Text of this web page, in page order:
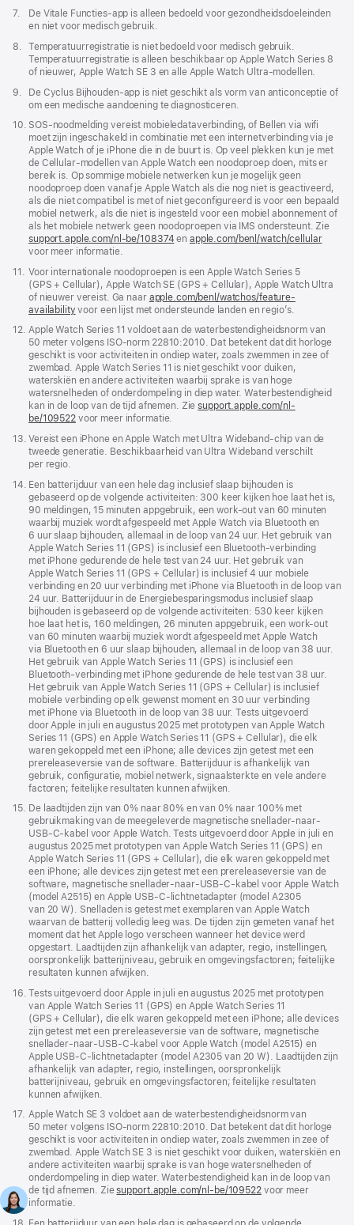
Voetnoot
7.
De Vitale Functies-app is alleen bedoeld voor gezondheidsdoeleinden
en niet voor medisch gebruik.
Voetnoot
8.
Temperatuur­registratie is niet bedoeld voor medisch gebruik.
Temperatuurregistratie⁠ is alleen beschikbaar op Apple Watch Series 8
of nieuwer, Apple Watch SE 3 en alle Apple Watch Ultra-modellen.
Voetnoot
9.
De Cyclus Bijhouden-app is niet geschikt als vorm van anticonceptie of
om een medische aandoening te diagnosticeren.
Voetnoot
10. SOS-noodmelding vereist mobieledata­verbinding, of Bellen via wifi
moet zijn ingeschakeld in combinatie met een internet­verbinding via je
Apple Watch of je iPhone die in de buurt is. Op veel plekken kun je met
de Cellular-modellen van Apple Watch een noodoproep doen, mits er
bereik is. Op sommige mobiele netwerken kun je mogelijk geen
noodoproep doen vanaf je Apple Watch als die nog niet is geactiveerd,
als die niet compatibel is met of niet geconfigureerd is voor een bepaald
mobiel netwerk, als die niet is ingesteld voor een mobiel abonnement of
als het mobiele netwerk geen noodoproepen via IMS ondersteunt. Zie
support.apple.com/nl-be/108374 (Wordt
venster
geopend)
en apple.com/benl/watch/cellular
voor meer informatie.
Voetnoot
11.
Voor internationale noodoproepen is een Apple Watch Series 5
(GPS + Cellular), Apple Watch SE (GPS + Cellular), Apple Watch Ultra
of nieuwer vereist. Ga naar apple.com/benl/watchos/feature-
availability voor een lijst met ondersteunde landen en regio’s.
Voetnoot
12. Apple Watch Series 11 voldoet aan de water­bestendigheids­­norm van
50 meter volgens ISO‑norm 22810:2010. Dat betekent dat dit horloge
geschikt is voor activiteiten in ondiep water, zoals zwemmen in zee of
zwembad. Apple Watch Series 11 is niet geschikt voor duiken,
waterskiën en andere activiteiten waarbij sprake is van hoge
watersnelheden of onderdompeling in diep water. Water­bestendigheid
kan in de loop van de tijd afnemen. Ziesupport.apple.com/nl-
be/109522voor meer informatie.
Voetnoot
13. Vereist een iPhone en Apple Watch met Ultra Wideband‑chip van de
tweede generatie. Beschikbaarheid van Ultra Wideband verschilt
per regio.
Voetnoot
14. Een batterijduur van een hele dag inclusief slaap bijhouden is
gebaseerd op de volgende activiteiten: 300 keer kijken hoe laat het is,
90 meldingen, 15 minuten appgebruik, een work‑out van 60 minuten
waarbij muziek wordt afgespeeld met Apple Watch via Bluetooth en
6 uur slaap bijhouden, allemaal in de loop van 24 uur. Het gebruik van
Apple Watch Series 11 (GPS) is inclusief een Bluetooth-verbinding
met iPhone gedurende de hele test van 24 uur. Het gebruik van
Apple Watch Series 11 (GPS + Cellular) is inclusief 4 uur mobiele
verbinding en 20 uur verbinding met iPhone via Bluetooth in de loop van
24 uur. Batterijduur in de Energiebesparings­modus inclusief slaap
bijhouden is gebaseerd op de volgende activiteiten: 530 keer kijken
hoe laat het is, 160 meldingen, 26 minuten appgebruik, een work‑out
van 60 minuten waarbij muziek wordt afgespeeld met Apple Watch
via Bluetooth en 6 uur slaap bijhouden, allemaal in de loop van 38 uur.
Het gebruik van Apple Watch Series 11 (GPS) is inclusief een
Bluetooth-verbinding met iPhone gedurende de hele test van 38 uur.
Het gebruik van Apple Watch Series 11 (GPS + Cellular) is inclusief
mobiele verbinding op elk gewenst moment en 30 uur verbinding
met iPhone via Bluetooth in de loop van 38 uur. Tests uitgevoerd
door Apple in juli en augustus 2025 met prototypen van Apple Watch
Series 11 (GPS) en Apple Watch Series 11 (GPS + Cellular), die elk
waren gekoppeld met een iPhone; alle devices zijn getest met een
prerelease­versie van de software. Batterijduur is afhankelijk van
gebruik, configuratie, mobiel netwerk, signaalsterkte en vele andere
factoren; feitelijke resultaten kunnen afwijken.
Voetnoot
15. De laadtijden zijn van 0­% naar 80­% en van 0­% naar 100% met
gebruikmaking van de meegeleverde magnetische snellader-naar-
USB‑C-kabel voor Apple Watch. Tests uitgevoerd door Apple in juli en
augustus 2025 met prototypen van Apple Watch Series 11 (GPS) en
Apple Watch Series 11 (GPS + Cellular), die elk waren gekoppeld met
een iPhone; alle devices zijn getest met een prerelease­versie van de
software, magnetische snellader-naar-USB‑C-kabel voor Apple Watch
(model A2515) en Apple USB‑C-lichtnetadapter (model A2305
van 20 W). Snelladen is getest met exemplaren van Apple Watch
waarvan de batterij volledig leeg was. De tijden zijn gemeten vanaf het
moment dat het Apple logo verscheen wanneer het device werd
opgestart. Laadtijden zijn afhankelijk van adapter, regio, instellingen,
oorspronkelijk batterijniveau, gebruik en omgevingsfactoren; feitelijke
resultaten kunnen afwijken.
Voetnoot
16. Tests uitgevoerd door Apple in juli en augustus 2025 met prototypen
van Apple Watch Series 11 (GPS) en Apple Watch Series 11
(GPS + Cellular), die elk waren gekoppeld met een iPhone; alle devices
zijn getest met een prerelease­versie van de software, magnetische
snellader-naar-USB‑C-kabel voor Apple Watch (model A2515) en
Apple USB‑C-lichtnetadapter (model A2305 van 20 W). Laadtijden zijn
afhankelijk van adapter, regio, instellingen, oorspronkelijk
batterijniveau, gebruik en omgevingsfactoren; feitelijke resultaten
kunnen afwijken.
Voetnoot
17. Apple Watch SE 3 voldoet aan de water­bestendigheids­norm van
50 meter volgens ISO-norm 22810:2010. Dat betekent dat dit horloge
geschikt is voor activiteiten in ondiep water, zoals zwemmen in zee of
zwembad. Apple Watch SE 3 is niet geschikt voor duiken, waterskiën en
andere activiteiten waarbij sprake is van hoge watersnelheden of
onderdompeling in diep water. Water­bestendigheid kan in de loop van
de tijd afnemen. Ziesupport.apple.com/nl-be/109522voor meer
informatie.